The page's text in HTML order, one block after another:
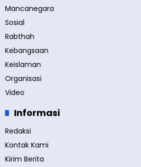
Mancanegara
Sosial
Rabthah
Kebangsaan
Keislaman
Organisasi
Video
Informasi
Redaksi
Kontak Kami
Kirim Berita